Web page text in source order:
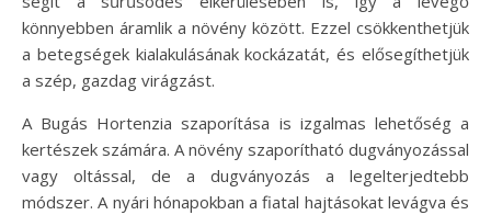
könnyebben áramlik a növény között. Ezzel csökkenthetjük
a betegségek kialakulásának kockázatát, és elősegíthetjük
a szép, gazdag virágzást.
A Bugás Hortenzia szaporítása is izgalmas lehetőség a
kertészek számára. A növény szaporítható dugványozással
vagy oltással, de a dugványozás a legelterjedtebb
módszer. A nyári hónapokban a fiatal hajtásokat levágva és